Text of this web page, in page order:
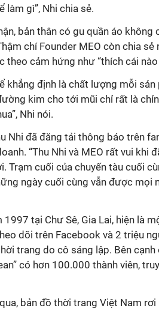
làm gì”, Nhi chia sẻ.
bản thân có gu quần áo không
chí Founder MEO còn chia
theo cảm hứng như “thích cái
khẳng định là chất lượng mỗi sản
kim cho tới mũi chỉ rất là
Nhi nói.
Nhi đã đăng tải thông báo trên
“Thu Nhi và MEO rất vui khi
Trạm cuối của chuyến tàu cuối
ngày cuối cùng vẫn được mọi
1997 tại Chư Sê, Gia Lai, hiện là
dõi trên Facebook và 2 triệu
trang do cô sáng lập. Bên cạnh
có hơn 100.000 thành viên,
bản đồ thời trang Việt Nam rơi